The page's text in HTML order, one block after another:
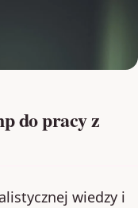
do pracy z
wiedzy i